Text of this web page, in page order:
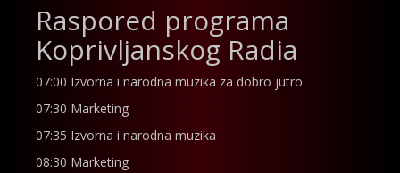
Raspored programa
Koprivljanskog Radia
07:00 Izvorna i narodna muzika za dobro jutro
07:30 Marketing
07:35 Izvorna i narodna muzika
08:30 Marketing